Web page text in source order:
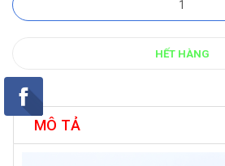
HẾT HÀNG
MÔ TẢ